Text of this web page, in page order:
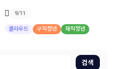
9/11
클라우드 구직청년 재직청년
검색